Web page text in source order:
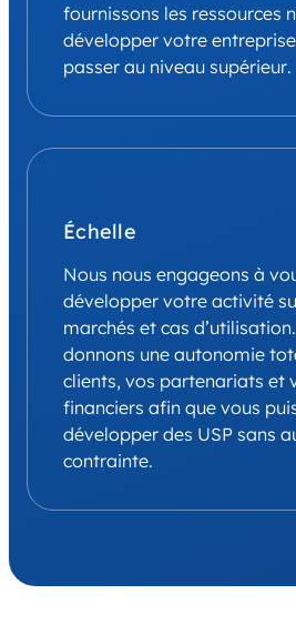
fournissons les ressources
développer votre
passer au niveau supérieur.
Échelle
Nous nous engageons à
développer votre activité
marchés et cas
donnons une autonomie
clients, vos partenariats et
financiers afin que vous
développer des USP sans
contrainte.